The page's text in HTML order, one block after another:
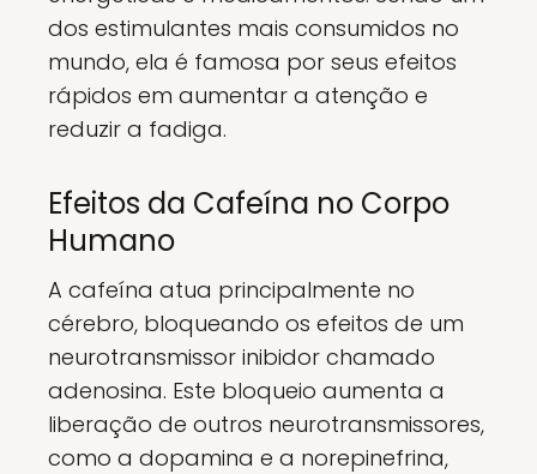
dos estimulantes mais consumidos no
mundo, ela é famosa por seus efeitos
rápidos em aumentar a atenção e
reduzir a fadiga.
Efeitos da Cafeína no Corpo
Humano
A cafeína atua principalmente no
cérebro, bloqueando os efeitos de um
neurotransmissor inibidor chamado
adenosina. Este bloqueio aumenta a
liberação de outros neurotransmissores,
como a dopamina e a norepinefrina,